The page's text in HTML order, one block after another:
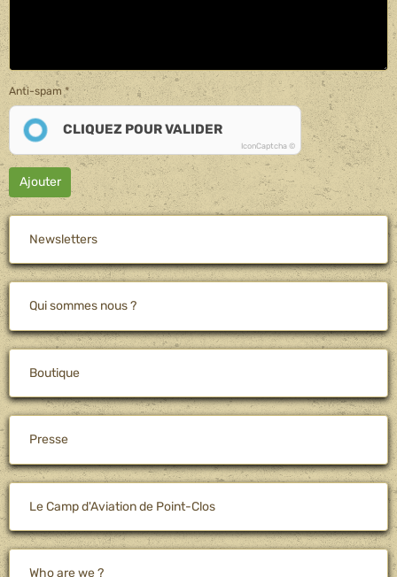
Anti-spam
CLIQUEZ POUR VALIDER
IconCaptcha ©
Ajouter
Newsletters
Qui sommes nous ?
Boutique
Presse
Le Camp d'Aviation de Point-Clos
Who are we ?